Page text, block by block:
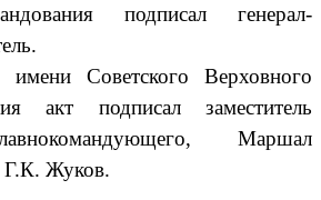
подписал генерал-
Верховного
акт подписал заместитель
Маршал
Г.К. Жуков.